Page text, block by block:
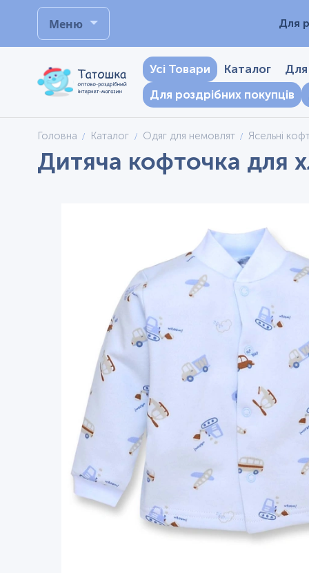
Меню Для
Усі Товари Каталог Для
Для роздрібних покупців
Головна Каталог Одяг для немовлят Ясельні
Дитяча кофточка для